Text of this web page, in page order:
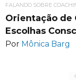
FALANDO SOBRE
Orientação de
Escolhas
Por Mônica Barg